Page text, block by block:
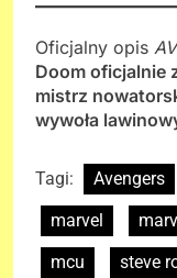
Oficjalny opis
Doom oficjalnie
mistrz
wywoła
Tagi: Avengers
marvel
mcu
steve